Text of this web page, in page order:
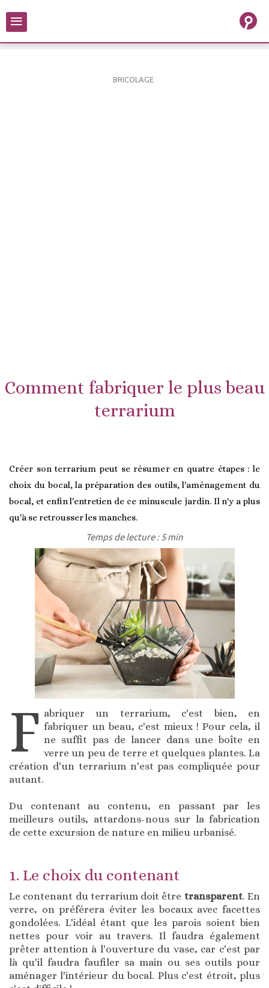
≡
BRICOLAGE
Comment fabriquer le plus beau
terrarium
Créer son terrarium peut se résumer en quatre étapes : le
choix du bocal, la préparation des outils, l'aménagement du
bocal, et enfin l'entretien de ce minuscule jardin. Il n'y a plus
qu'à se retrousser les manches.
Temps de lecture : 5 min
F abriquer un terrarium, c'est bien, en
fabriquer un beau, c'est mieux ! Pour cela, il
ne suffit pas de lancer dans une boîte en
verre un peu de terre et quelques plantes. La
création d'un terrarium n'est pas compliquée pour
autant.
Du contenant au contenu, en passant par les
meilleurs outils, attardons-nous sur la fabrication
de cette excursion de nature en milieu urbanisé.
1. Le choix du contenant
Le contenant du terrarium doit être transparent. En
verre, on préférera éviter les bocaux avec facettes
gondolées. L'idéal étant que les parois soient bien
nettes pour voir au travers. Il faudra également
prêter attention à l'ouverture du vase, car c'est par
là qu'il faudra faufiler sa main ou ses outils pour
aménager l'intérieur du bocal. Plus c'est étroit, plus